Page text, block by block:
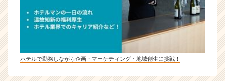
ホテルで勤務しながら企画・マーケティング・地域創生に挑戦！